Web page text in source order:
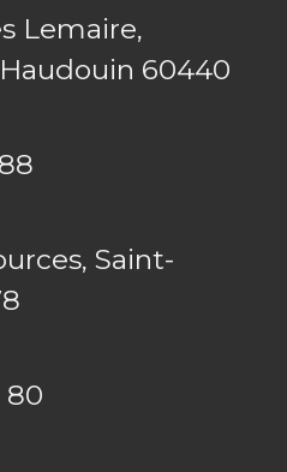
Lemaire,
60440
Saint-
80